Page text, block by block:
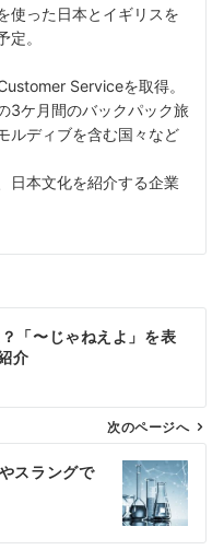
使った日本とイギリスを
。
Serviceを取得。
3ケ月間のバックパック旅
ルディブを含む国々など
日本文化を紹介する企業
「〜じゃねえよ」を表
介
次のページへ
スラングで